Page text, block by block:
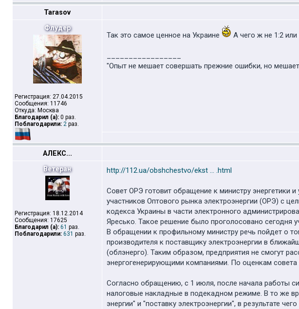
Tarasov
Флудер
Регистрация: 27.04.2015
Сообщения: 11746
Откуда: Москва
Благодарил (а): 0 раз.
Поблагодарили: 2 раз.
Так это самое ценное на Украине А чего ж не 1:2
"Опыт не мешает совершать прежние ошибки, но
АЛЕКС...
Ветеран
Регистрация: 18.12.2014
Сообщения: 17625
Благодарил (а): 61 раз.
Поблагодарили: 631 раз.
http://112.ua/obshchestvo/ekst ... .html
Совет ОРЭ готовит обращение к министру
участников Оптового рынка электроэнергии (ОРЭ) с
кодекса Украины в части электронного
Яресько. Такое решение было проголосовано
В обращении к профильному министру речь пойдет о
производителя к поставщику электроэнергии в
(облэнерго). Таким образом, предприятия не смогут
энергогенерирующими компаниями. По оценкам
Согласно обращению, с 1 июля, после начала работы
налоговые накладные в подекадном режиме. В то же
энергии" и "поставку электроэнергии", в результате